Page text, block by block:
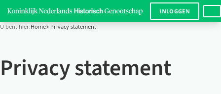
INLOGGEN
U bent hier:Home Privacy statement
Privacy statement